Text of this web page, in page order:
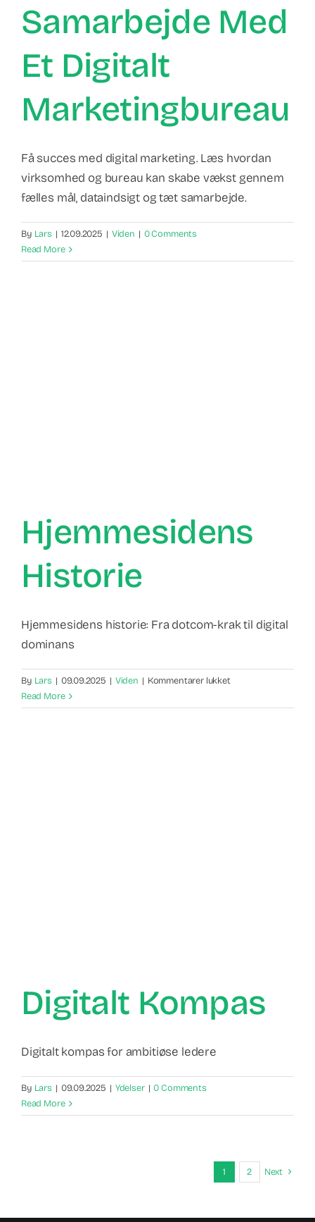
Samarbejde Med
Et Digitalt
Marketingbureau
Få succes med digital marketing. Læs hvordan
virksomhed og bureau kan skabe vækst gennem
fælles mål, dataindsigt og tæt samarbejde.
By Lars | 12.09.2025 | Viden | 0 Comments
Read More
Hjemmesidens
Historie
Hjemmesidens historie: Fra dotcom-krak til digital
dominans
By Lars | 09.09.2025 | Viden | Kommentarer lukkettil
historie
Read More
Digitalt Kompas
Digitalt kompas for ambitiøse ledere
By Lars | 09.09.2025 | Ydelser | 0 Comments
Read More
1 2 Next